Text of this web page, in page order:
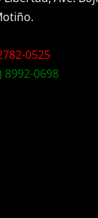
0525
8992-0698